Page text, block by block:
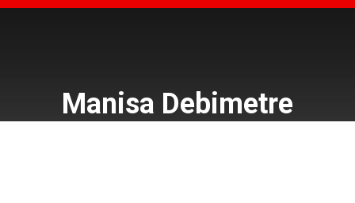
Manisa Debimetre